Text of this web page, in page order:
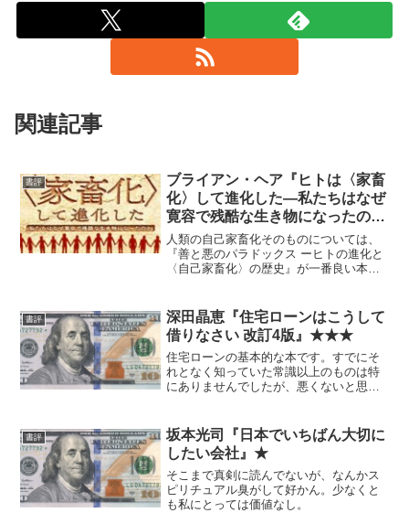
関連記事
書評
ブライアン・ヘア『ヒトは〈家畜
化〉して進化した―私たちはなぜ
寛容で残酷な生き物になったの
か』★★★★
人類の自己家畜化そのものについては、
『善と悪のパラドックス ーヒトの進化と
〈自己家畜化〉の歴史』が一番良い本だ
う。 以下はこの本のまとめではなく、
政治面の意味合いについ...
書評
深田晶恵『住宅ローンはこうして
借りなさい 改訂4版』★★★
住宅ローンの基本的な本です。すでにそ
れとなく知っていた常識以上のものは特
にありませんでしたが、悪くないと思わ
書評
坂本光司『日本でいちばん大切に
したい会社』★
そこまで真剣に読んでないが、なんかス
ピリチュアル臭がして好かん。少なくと
も私にとっては価値なし。